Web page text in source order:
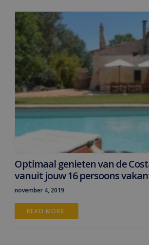
Optimaal genieten van de
vanuit jouw 16 persoons
november 4, 2019
READ MORE